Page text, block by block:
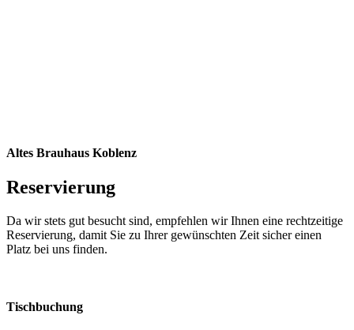
Altes Brauhaus Koblenz
Reservierung
Da wir stets gut besucht sind, empfehlen wir Ihnen eine rechtzeitige
Reservierung, damit Sie zu Ihrer gewünschten Zeit sicher einen
Platz bei uns finden.
Tischbuchung